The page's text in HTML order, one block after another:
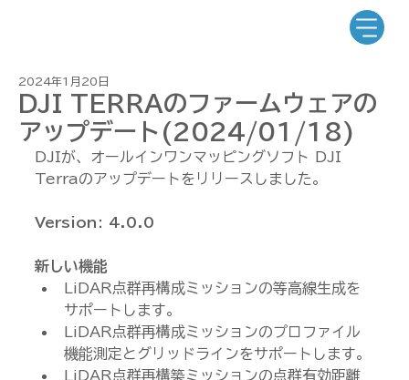
DJI TERRAのファームウェアの
アップデート(2024/01/18)
2024年1月20日
DJIが、オールインワンマッピングソフト DJI
Terraのアップデートをリリースしました。
Version: 4.0.0
新しい機能
LiDAR点群再構成ミッションの等高線生成を
サポートします。
LiDAR点群再構成ミッションのプロファイル
機能測定とグリッドラインをサポートします。
LiDAR点群再構築ミッションの点群有効距離